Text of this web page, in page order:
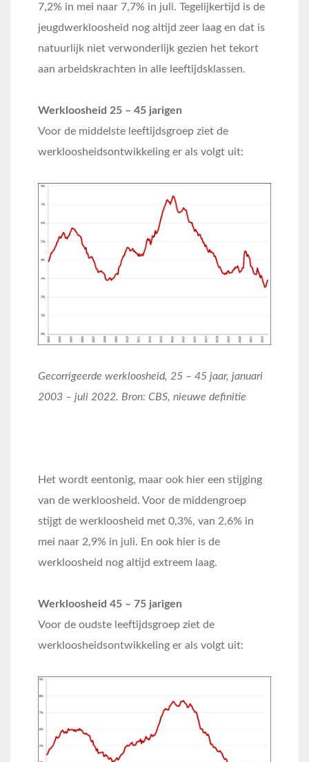
7,2% in mei naar 7,7% in juli. Tegelijkertijd is de
jeugdwerkloosheid nog altijd zeer laag en dat is
natuurlijk niet verwonderlijk gezien het tekort
aan arbeidskrachten in alle leeftijdsklassen.
Werkloosheid 25 – 45 jarigen
Voor de middelste leeftijdsgroep ziet de
werkloosheidsontwikkeling er als volgt uit:
Gecorrigeerde werkloosheid, 25 – 45 jaar, januari
2003 – juli 2022. Bron: CBS, nieuwe definitie
Het wordt eentonig, maar ook hier een stijging
van de werkloosheid. Voor de middengroep
stijgt de werkloosheid met 0,3%, van 2,6% in
mei naar 2,9% in juli. En ook hier is de
werkloosheid nog altijd extreem laag.
Werkloosheid 45 – 75 jarigen
Voor de oudste leeftijdsgroep ziet de
werkloosheidsontwikkeling er als volgt uit: